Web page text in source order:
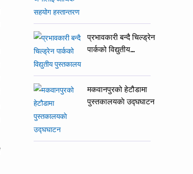
प्रभावकारी बन्दै चिल्ड्रेन
पार्कको विद्युतीय…
मकवानपुरको हेटौडामा
पुस्तकालयकाे उद्घघाटन